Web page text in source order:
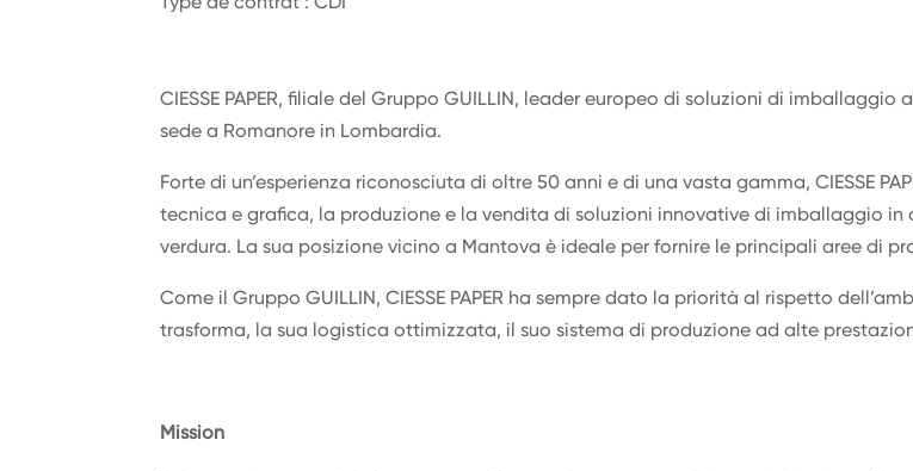
CIESSE PAPER, filiale del Gruppo GUILLIN, leader europeo di soluzioni di
sede a Romanore in Lombardia.
Forte di un’esperienza riconosciuta di oltre 50 anni e di una vasta gamma, CIESSE
tecnica e grafica, la produzione e la vendita di soluzioni innovative di imballaggio
verdura. La sua posizione vicino a Mantova è ideale per fornire le principali aree di
Come il Gruppo GUILLIN, CIESSE PAPER ha sempre dato la priorità al rispetto
trasforma, la sua logistica ottimizzata, il suo sistema di produzione ad alte
Mission